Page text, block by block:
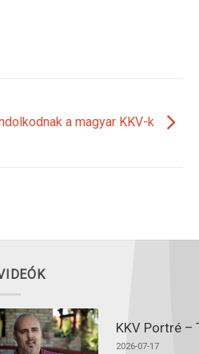
a magyar KKV-k
KKV Portré –
2026-07-17